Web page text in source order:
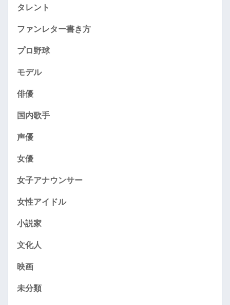
タレント
ファンレター書き方
プロ野球
モデル
俳優
国内歌手
声優
女優
女子アナウンサー
女性アイドル
小説家
文化人
映画
未分類